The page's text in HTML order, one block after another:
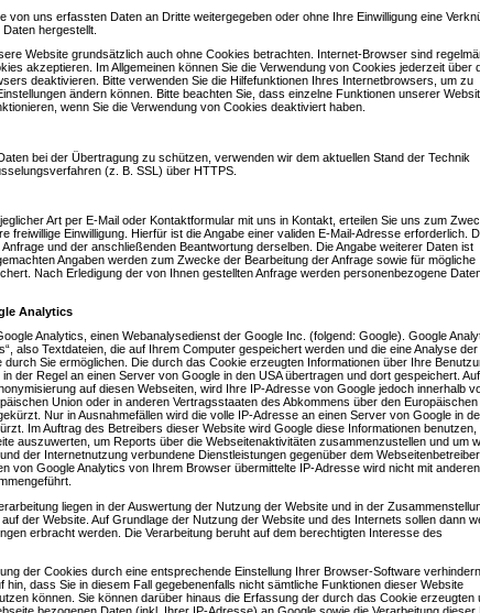
von uns erfassten Daten an Dritte weitergegeben oder ohne Ihre Einwilligung eine
hergestellt.
Website grundsätzlich auch ohne Cookies betrachten. Internet-Browser sind
akzeptieren. Im Allgemeinen können Sie die Verwendung von Cookies jederzeit über
deaktivieren. Bitte verwenden Sie die Hilfefunktionen Ihres Internetbrowsers, um zu
ändern können. Bitte beachten Sie, dass einzelne Funktionen unserer
wenn Sie die Verwendung von Cookies deaktiviert haben.
bei der Übertragung zu schützen, verwenden wir dem aktuellen Stand der Technik
(z. B. SSL) über HTTPS.
Art per E-Mail oder Kontaktformular mit uns in Kontakt, erteilen Sie uns zum
freiwillige Einwilligung. Hierfür ist die Angabe einer validen E-Mail-Adresse erforderlich.
und der anschließenden Beantwortung derselben. Die Angabe weiterer Daten ist
Angaben werden zum Zwecke der Bearbeitung der Anfrage sowie für mögliche
Nach Erledigung der von Ihnen gestellten Anfrage werden personenbezogene
Analytics
Analytics, einen Webanalysedienst der Google Inc. (folgend: Google). Google
also Textdateien, die auf Ihrem Computer gespeichert werden und die eine Analyse der
durch Sie ermöglichen. Die durch das Cookie erzeugten Informationen über Ihre
der Regel an einen Server von Google in den USA übertragen und dort gespeichert.
auf diesen Webseiten, wird Ihre IP-Adresse von Google jedoch innerhalb
Union oder in anderen Vertragsstaaten des Abkommens über den Europäischen
Nur in Ausnahmefällen wird die volle IP-Adresse an einen Server von Google in
Im Auftrag des Betreibers dieser Website wird Google diese Informationen benutzen,
auszuwerten, um Reports über die Webseitenaktivitäten zusammenzustellen und um
der Internetnutzung verbundene Dienstleistungen gegenüber dem
von Google Analytics von Ihrem Browser übermittelte IP-Adresse wird nicht mit anderen
liegen in der Auswertung der Nutzung der Website und in der
der Website. Auf Grundlage der Nutzung der Website und des Internets sollen dann
erbracht werden. Die Verarbeitung beruht auf dem berechtigten Interesse des
der Cookies durch eine entsprechende Einstellung Ihrer Browser-Software
hin, dass Sie in diesem Fall gegebenenfalls nicht sämtliche Funktionen dieser Website
können. Sie können darüber hinaus die Erfassung der durch das Cookie erzeugten
bezogenen Daten (inkl. Ihrer IP-Adresse) an Google sowie die Verarbeitung dieser